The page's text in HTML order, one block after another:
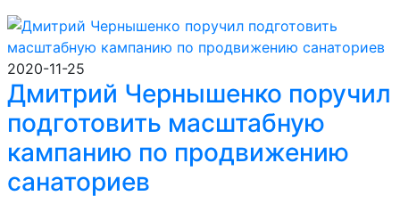
2020-11-25
Дмитрий Чернышенко поручил
подготовить масштабную
кампанию по продвижению
санаториев